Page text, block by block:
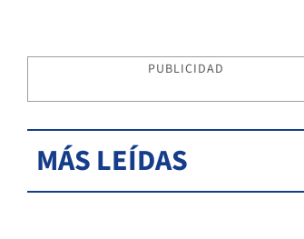
PUBLICIDAD
MÁS LEÍDAS